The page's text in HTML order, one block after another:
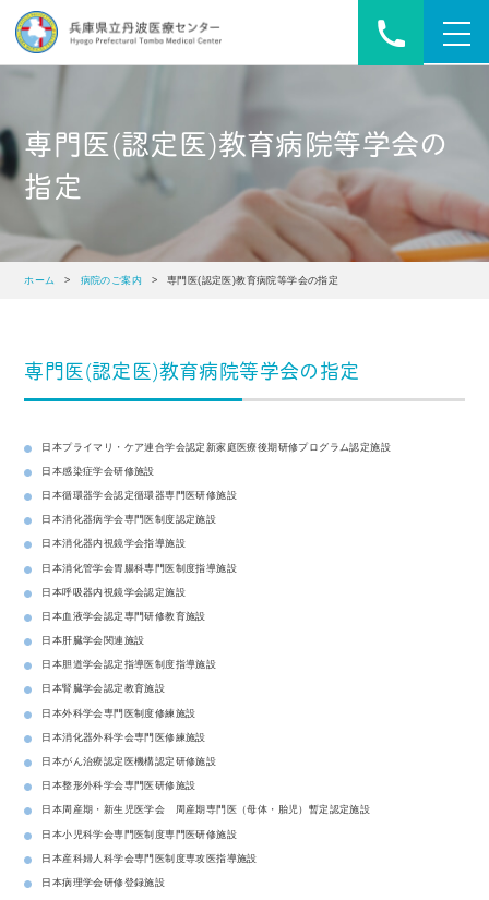
専⾨医(認定医)教育病院等学会の
指定
ホーム > 病院のご案内 > 専⾨医(認定医)教育病院等学会の指定
専⾨医(認定医)教育病院等学会の指定
日本プライマリ・ケア連合学会認定新家庭医療後期研修プログラム認定施設
日本感染症学会研修施設
日本循環器学会認定循環器専門医研修施設
日本消化器病学会専門医制度認定施設
日本消化器内視鏡学会指導施設
日本消化管学会胃腸科専門医制度指導施設
日本呼吸器内視鏡学会認定施設
日本血液学会認定専門研修教育施設
日本肝臓学会関連施設
日本胆道学会認定指導医制度指導施設
日本腎臓学会認定教育施設
日本外科学会専門医制度修練施設
日本消化器外科学会専門医修練施設
日本がん治療認定医機構認定研修施設
日本整形外科学会専門医研修施設
日本周産期・新生児医学会 周産期専門医（母体・胎児）暫定認定施設
日本小児科学会専門医制度専門医研修施設
日本産科婦人科学会専門医制度専攻医指導施設
日本病理学会研修登録施設